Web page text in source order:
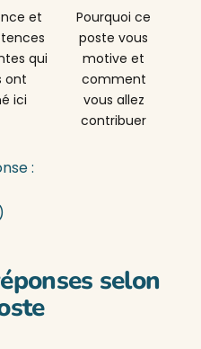
et
qui
ont
ici
Pourquoi ce
poste vous
motive et
comment
vous allez
contribuer
:
selon